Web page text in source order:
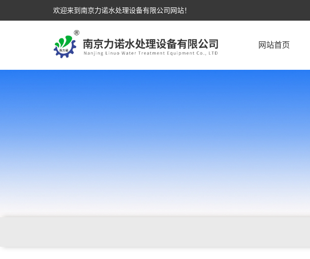
欢迎来到南京力诺水处理设备有限公司网站！
网站首页